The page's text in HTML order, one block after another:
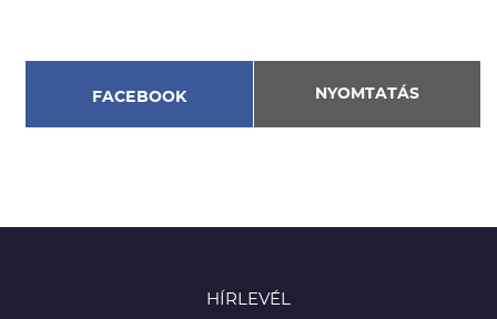
FACEBOOK NYOMTATÁS
HÍRLEVÉL